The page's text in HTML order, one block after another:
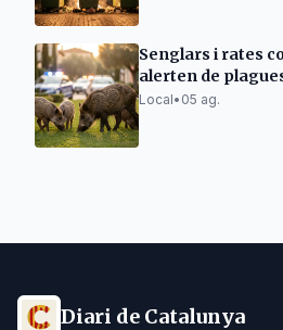
Senglars i rates
alerten de
Local• 05 ag.
Diari de Catalunya